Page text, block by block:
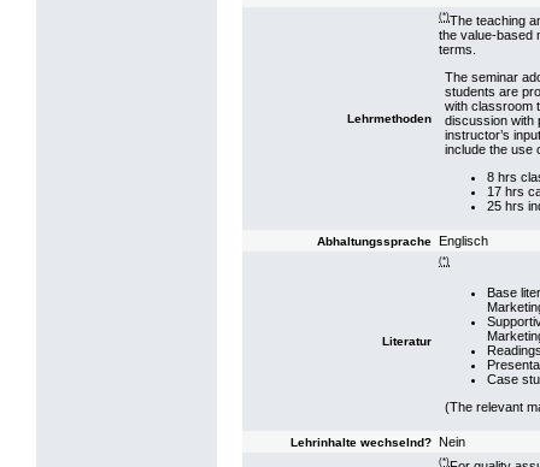
Lehrmethoden
(*)The teaching
the value-based
terms.
The seminar
students are
with classroom
discussion with
instructor’s
include the use
8 hrs
17 hrs
25 hrs
Abhaltungssprache Englisch
Literatur
(*)
Base
Case
(The relevant
Lehrinhalte wechselnd? Nein
(*)